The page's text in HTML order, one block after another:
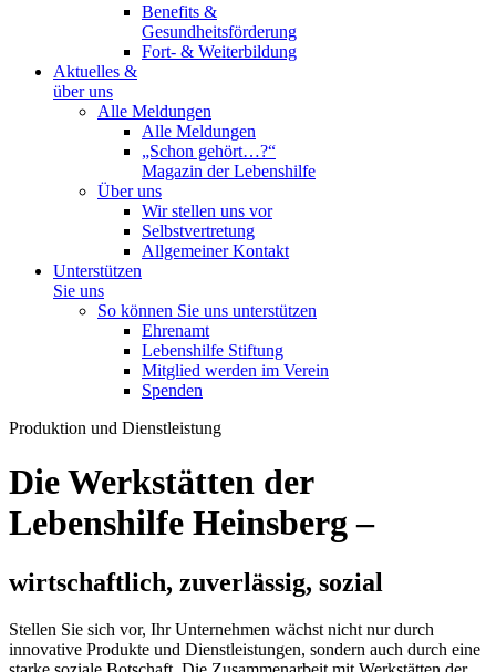
Benefits &
Gesundheitsförderung
Fort- & Weiterbildung
Aktuelles &
über uns
Alle Meldungen
Alle Meldungen
„Schon gehört…?“
Magazin der Lebenshilfe
Über uns
Wir stellen uns vor
Selbstvertretung
Allgemeiner Kontakt
Unterstützen
Sie uns
So können Sie uns unterstützen
Ehrenamt
Lebenshilfe Stiftung
Mitglied werden im Verein
Spenden
Produktion und Dienstleistung
Die Werkstätten der
Lebenshilfe Heinsberg –
wirtschaftlich, zuverlässig, sozial
Stellen Sie sich vor, Ihr Unternehmen wächst nicht nur durch
innovative Produkte und Dienstleistungen, sondern auch durch eine